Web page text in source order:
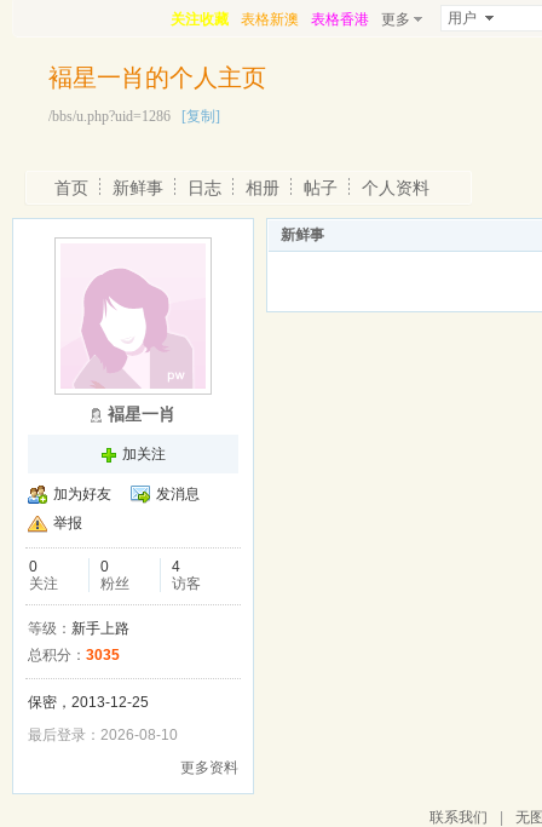
关注收藏 表格新澳 表格香港 更多 用户
褔星一肖的个人主页
/bbs/u.php?uid=1286 [复制]
首页 新鲜事 日志 相册 帖子 个人资料
褔星一肖
加关注
加为好友
发消息
举报
0
关注
0
粉丝
4
访客
等级： 新手上路
总积分： 3035
保密，2013-12-25
最后登录：2026-08-10
更多资料
新鲜事
联系我们 无